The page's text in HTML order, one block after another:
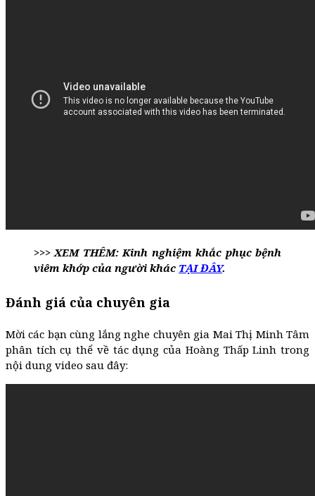
>>> XEM THÊM: Kinh nghiệm khắc phục bệnh
viêm khớp của người khác TẠI ĐÂY.
Đánh giá của chuyên gia
Mời các bạn cùng lắng nghe chuyên gia Mai Thị Minh Tâm
phân tích cụ thể về tác dụng của Hoàng Thấp Linh trong
nội dung video sau đây: